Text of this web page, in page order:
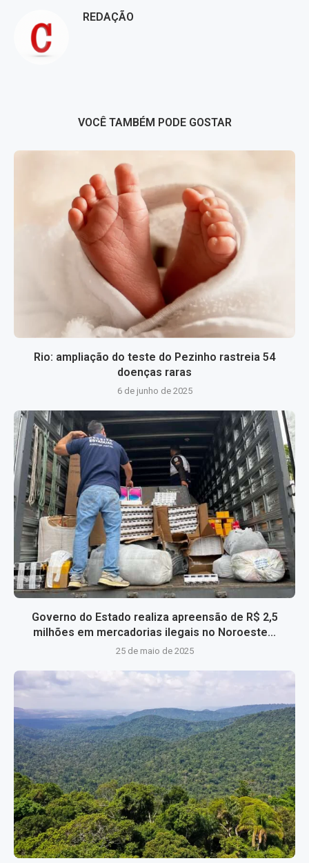
REDAÇÃO
VOCÊ TAMBÉM PODE GOSTAR
Rio: ampliação do teste do Pezinho rastreia 54
doenças raras
6 de junho de 2025
Governo do Estado realiza apreensão de R$ 2,5
milhões em mercadorias ilegais no Noroeste...
25 de maio de 2025